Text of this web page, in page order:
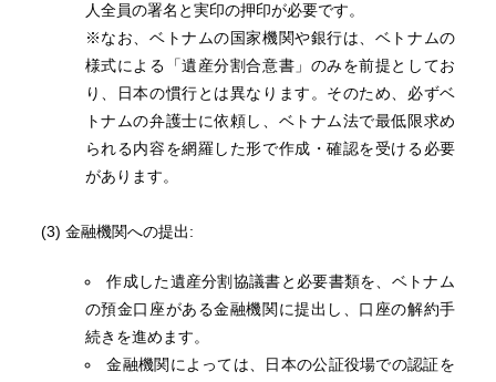
人全員の署名と実印の押印が必要です。
※なお、ベトナムの国家機関や銀行は、ベトナムの
様式による「遺産分割合意書」のみを前提としてお
り、日本の慣行とは異なります。そのため、必ずベ
トナムの弁護士に依頼し、ベトナム法で最低限求め
られる内容を網羅した形で作成・確認を受ける必要
があります。
(3) 金融機関への提出:
作成した遺産分割協議書と必要書類を、ベトナム
の預金口座がある金融機関に提出し、口座の解約手
続きを進めます。
金融機関によっては、日本の公証役場での認証を